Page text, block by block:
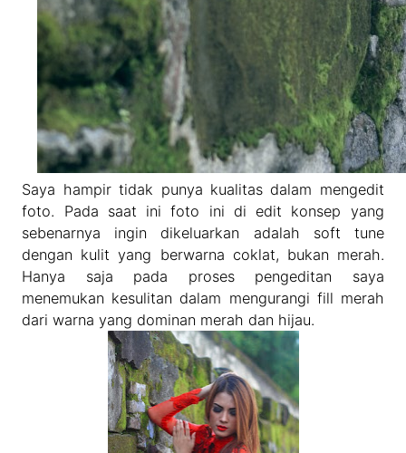
Saya hampir tidak punya kualitas dalam mengedit
foto. Pada saat ini foto ini di edit konsep yang
sebenarnya ingin dikeluarkan adalah soft tune
dengan kulit yang berwarna coklat, bukan merah.
Hanya saja pada proses pengeditan saya
menemukan kesulitan dalam mengurangi fill merah
dari warna yang dominan merah dan hijau.